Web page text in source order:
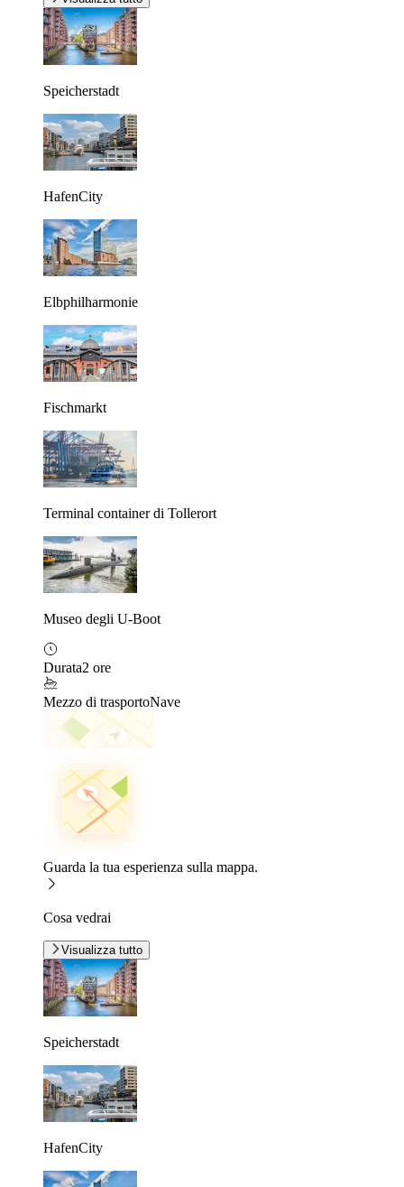
Speicherstadt
HafenCity
Elbphilharmonie
Fischmarkt
Terminal container di Tollerort
Museo degli U-Boot
Durata2 ore
Mezzo di trasportoNave
Guarda la tua esperienza sulla mappa.
Cosa vedrai
Visualizza tutto
Speicherstadt
HafenCity